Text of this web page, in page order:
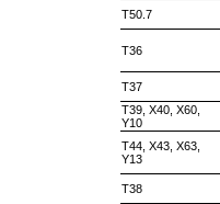
T50.7
T36
T37
T39, X40, X60,
Y10
T44, X43, X63,
Y13
T38